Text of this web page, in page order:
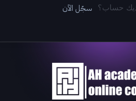
حساب؟ سجّل الآن